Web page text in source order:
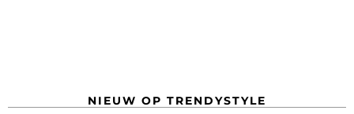
NIEUW OP TRENDYSTYLE